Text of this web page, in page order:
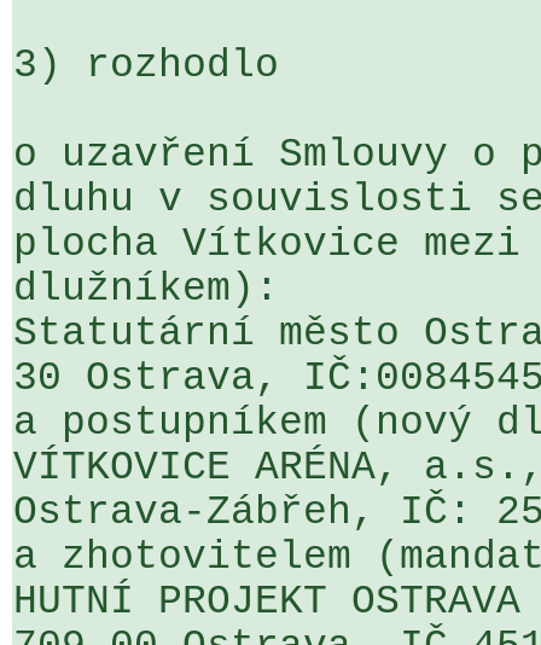
3) rozhodlo
o uzavření Smlouvy o
dluhu v souvislosti se
plocha Vítkovice mezi
dlužníkem):
Statutární město
30 Ostrava,
a postupníkem (nový
VÍTKOVICE ARÉNA,
Ostrava-Zábřeh, IČ:
a zhotovitelem
HUTNÍ PROJEKT